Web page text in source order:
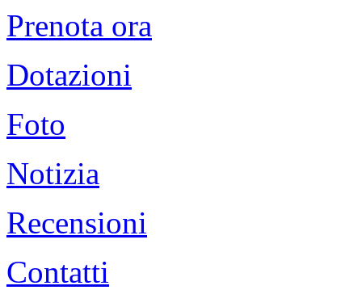
Prenota ora
Dotazioni
Foto
Notizia
Recensioni
Contatti